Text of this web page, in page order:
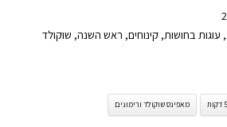
, עוגות בחושות, קינוחים, ראש השנה, שוקולד
מאפינס שוקולד ורימונים